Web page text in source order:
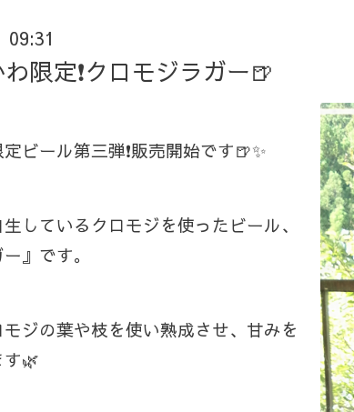
09:31
限定❗クロモジラガー🍺
ビール第三弾❗販売開始です🍺✨
しているクロモジを使ったビール、
』です。
ジの葉や枝を使い熟成させ、甘みを
🌿